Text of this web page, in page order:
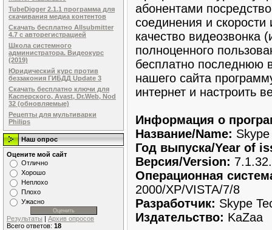
TubeDigger 2.1.1 программа для
скачивания медиа контентов
Скачать бесплатно Allsubmitter
4.7 с авторегистрацией
Школа системного
администратора. Видеокурс
(2019)
Юридический курс против
беззакония ГИБДД Update 3
Скачать бесплатно ключи для
Касперского, Avast, Dr.Web, Nod
32 (обновляемые)
Рецепты для мультиварки
Philips
Наш опрос
Оцените мой сайт
Отлично
Хорошо
Неплохо
Плохо
Ужасно
Результаты | Архив опросов
Всего ответов: 18
абонентами
соединения и скорости
качество видеозвонка
полноценного
бесплатно последнюю
нашего сайта
интернет и настроить
Информация о
Название/Name: Skype
Год выпуска/Year of
Версия/Version:
Операционная
2000/XP/VISTA/7/8
Разработчик: Skype
Издательство: KaZaa